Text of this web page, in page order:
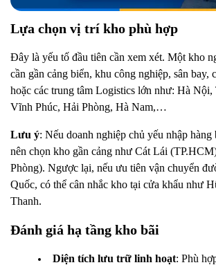
Lựa chọn vị trí kho phù hợp
Đây là yếu tố đầu tiên cần xem xét. Một kho
cần gần cảng biển, khu công nghiệp, sân bay,
hoặc các trung tâm Logistics lớn như: Hà
Vĩnh Phúc, Hải Phòng, Hà Nam,…
Lưu ý: Nếu doanh nghiệp chủ yếu nhập hàng
nên chọn kho gần cảng như Cát Lái
Phòng). Ngược lại, nếu ưu tiên vận chuyển
Quốc, có thể cân nhắc kho tại cửa khẩu như
Thanh.
Đánh giá hạ tầng kho bãi
Diện tích lưu trữ linh hoạt: Phù